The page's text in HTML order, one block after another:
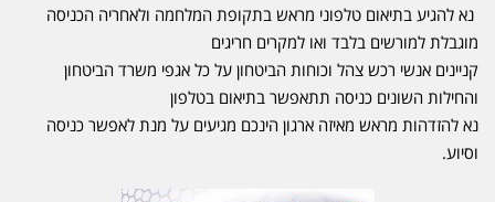
נא להגיע בתיאום טלפוני מראש בתקופת המלחמה ולאחריה הכניסה
מוגבלת למורשים בלבד ואו למקרים חריגים
קניינים אנשי רכש צהל וכוחות הביטחון על כל אגפי משרד הביטחון
והחילות השונים כניסה תתאפשר בתיאום בטלפון
נא להזדהות מראש מאיזה ארגון הינכם מגיעים על מנת לאפשר כניסה
וסיוע.